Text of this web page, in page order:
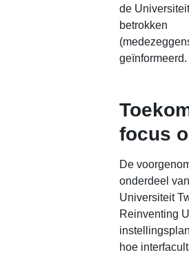
de
betrokken
geïnformeerd.
focus
De
onderdeel
Universiteit
Reinventing
hoe